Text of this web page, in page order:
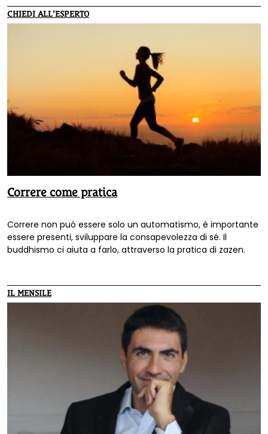
CHIEDI ALL'ESPERTO
Correre come pratica
Correre non può essere solo un automatismo, è importante
essere presenti, sviluppare la consapevolezza di sé. Il
buddhismo ci aiuta a farlo, attraverso la pratica di zazen.
IL MENSILE